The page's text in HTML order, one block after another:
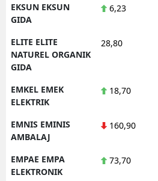
EKSUN EKSUN
GIDA
6,23
ELITE ELITE
NATUREL ORGANIK
GIDA
28,80
EMKEL EMEK
ELEKTRIK
18,70
EMNIS EMINIS
AMBALAJ
160,90
EMPAE EMPA
ELEKTRONIK
73,70